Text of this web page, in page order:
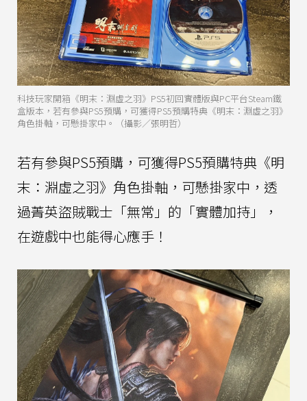
科技玩家開箱《明末：淵虛之羽》PS5初回實體版與PC平台Steam鐵
盒版本，若有參與PS5預購，可獲得PS5預購特典《明末：淵虛之羽》
角色掛軸，可懸掛家中。（攝影／張明哲）
若有參與PS5預購，可獲得PS5預購特典《明
末：淵虛之羽》角色掛軸，可懸掛家中，透
過菁英盜賊戰士「無常」的「實體加持」，
在遊戲中也能得心應手！